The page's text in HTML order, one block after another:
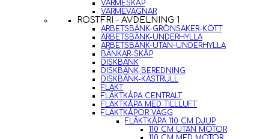
VÄRMESKÅP
VÄRMEVAGNAR
ROSTFRI - AVDELNING 1
ARBETSBÄNK-GRÖNSAKER-KÖTT
ARBETSBÄNK-UNDERHYLLA
ARBETSBÄNK-UTAN-UNDERHYLLA
BÄNKAR-SKÅP
DISKBÄNK
DISKBÄNK-BEREDNING
DISKBÄNK-KASTRULL
FLÄKT
FLÄKTKÅPA CENTRALT
FLÄKTKÅPA MED TILLLUFT
FLÄKTKÅPOR VÄGG
FLÄKTKÅPA 110 CM DJUP
110 CM UTAN MOTOR